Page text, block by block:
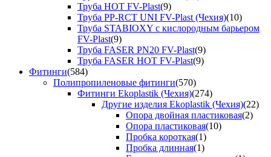
Труба HOT FV-Plast(9)
Труба PP-RCT UNI FV-Plast (Чехия)(10)
Труба STABIOXY с кислородным барьером
FV-Plast(9)
Труба FASER PN20 FV-Plast(9)
Труба FASER HOT FV-Plast(9)
Фитинги(584)
Полипропиленовые фитинги(570)
Фитинги Ekoplastik (Чехия)(274)
Другие изделия Ekoplastik (Чехия)(22)
Опора двойная пластиковая(2)
Опора пластиковая(10)
Пробка короткая(1)
Пробка длинная(1)